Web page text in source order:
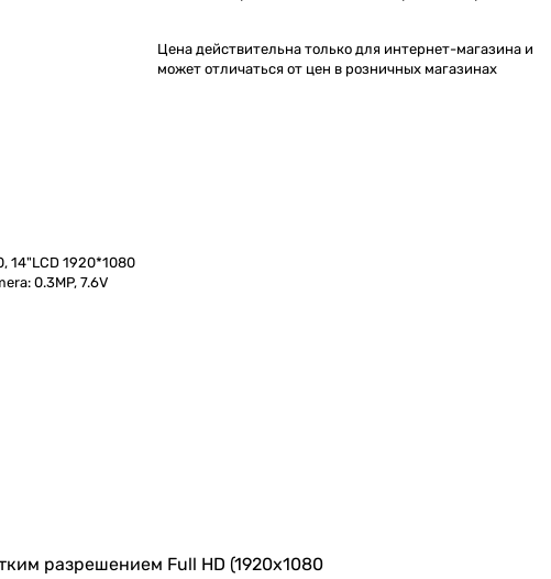
14"LCD 1920*1080
0.3MP, 7.6V
Цена действительна только для интернет-магазина и
может отличаться от цен в розничных магазинах
разрешением Full HD (1920x1080